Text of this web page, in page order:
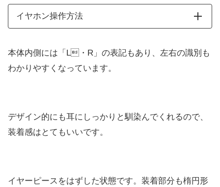
イヤホン操作方法
本体内側には「L・R」の表記もあり、左右の識別も
わかりやすくなっています。
デザイン的にも耳にしっかりと馴染んでくれるので、
装着感はとてもいいです。
イヤーピースをはずした状態です。装着部分も楕円形